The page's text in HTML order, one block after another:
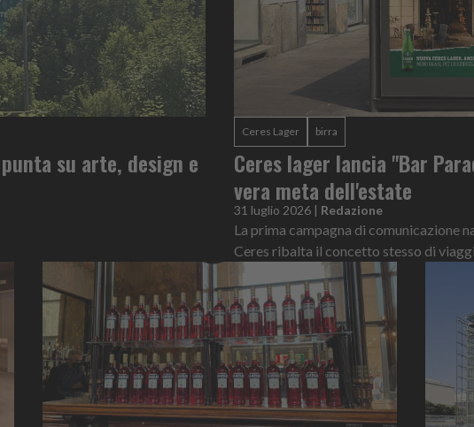
su arte, design e
Ceres Lager birra
Ceres lager lancia "Bar
vera meta dell'estate
31 luglio 2026 | Redazione
La prima campagna di comunicazione
Ceres ribalta il concetto stesso di